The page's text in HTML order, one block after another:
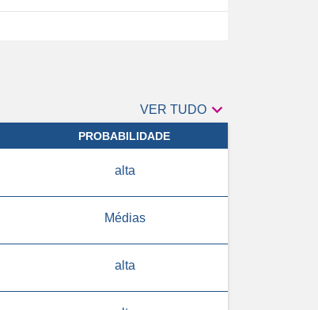
VER TUDO 
PROBABILIDADE
alta
Médias
alta